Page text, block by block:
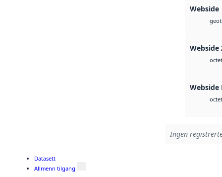
Webside
Webside
octet
Webside
octet
Ingen
Datasett
Allmenn tilgang